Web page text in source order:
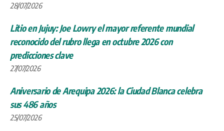
28/07/2026
Litio en Jujuy: Joe Lowry el mayor referente mundial
reconocido del rubro llega en octubre 2026 con
predicciones clave
27/07/2026
Aniversario de Arequipa 2026: la Ciudad Blanca celebra
sus 486 años
25/07/2026